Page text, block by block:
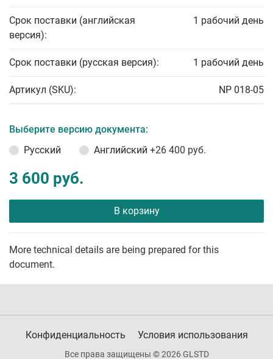
Срок поставки (английская
версия):
1 рабочий день
Срок поставки (русская версия): 1 рабочий день
Артикул (SKU): NP 018-05
Выберите версию документа:
Русский
Английский +26 400 руб.
3 600 руб.
В корзину
More technical details are being prepared for this
document.
Конфиденциальность Условия использования
Все права защищены © 2026 GLSTD